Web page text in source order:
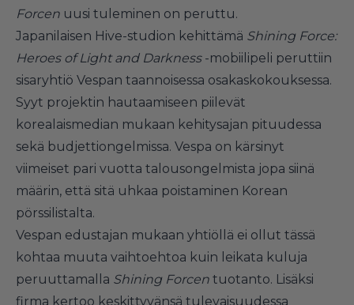
Forcen uusi tuleminen on peruttu.
Japanilaisen Hive-studion kehittämä Shining Force:
Heroes of Light and Darkness-mobiilipeli peruttiin
sisaryhtiö Vespan taannoisessa osakaskokouksessa.
Syyt projektin hautaamiseen piilevät
korealaismedian mukaan kehitysajan pituudessa
sekä budjettiongelmissa. Vespa on kärsinyt
viimeiset pari vuotta talousongelmista jopa siinä
määrin, että sitä uhkaa poistaminen Korean
pörssilistalta.
Vespan edustajan mukaan yhtiöllä ei ollut tässä
kohtaa muuta vaihtoehtoa kuin leikata kuluja
peruuttamalla Shining Forcen tuotanto. Lisäksi
firma kertoo keskittyvänsä tulevaisuudessa